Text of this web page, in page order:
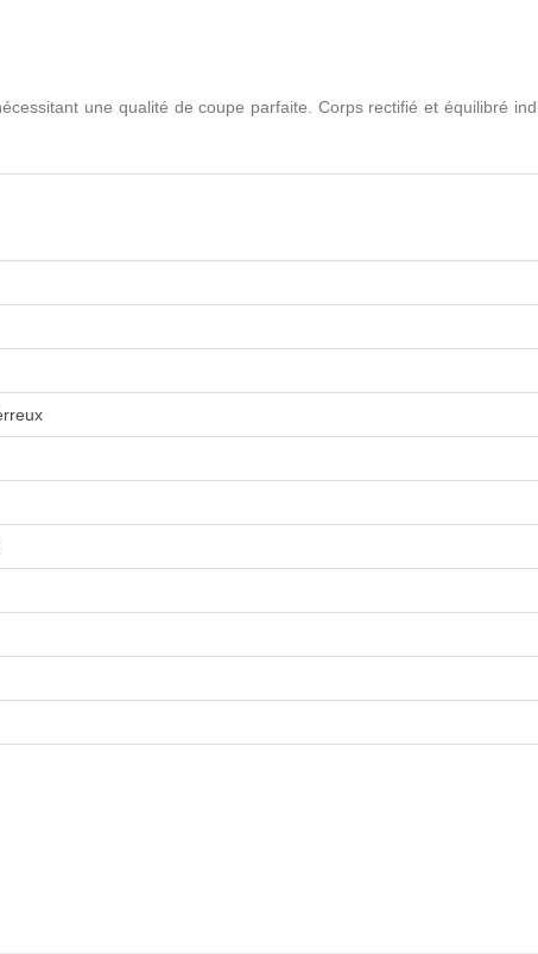
une qualité de coupe parfaite. Corps rectifié et équilibré